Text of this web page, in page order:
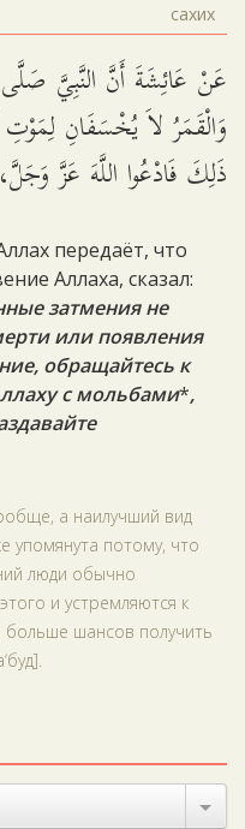
сахих
عَنْ عَائِشَةَ أَنَّ النَّبِيَّ
وَالْقَمَرُ لاَ يُخْسَفَانِ لِمَوْتِ
ذَلِكَ فَادْعُوا اللَّهَ عَزَّ
передаёт, что
Аллаха, сказал:
затмения не
или появления
обращайтесь к
с мольбами*,
а наилучший вид
упомянута потому, что
люди обычно
и устремляются к
шансов получить